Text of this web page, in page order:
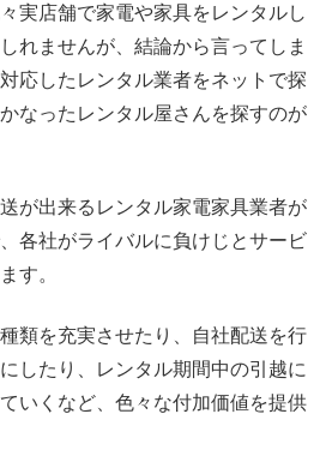
実店舗で家電や家具をレンタルし
れませんが、結論から言ってしま
応したレンタル業者をネットで探
なったレンタル屋さんを探すのが
が出来るレンタル家電家具業者が
各社がライバルに負けじとサービ
す。
類を充実させたり、自社配送を行
したり、レンタル期間中の引越に
いくなど、色々な付加価値を提供